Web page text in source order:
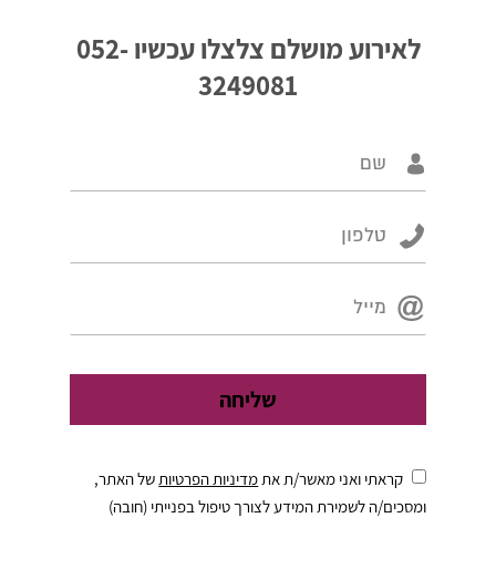
לאירוע מושלם צלצלו עכשיו052-
3249081
קראתי ואני מאשר/ת אתמדיניות הפרטיותשל האתר,
ומסכים/ה לשמירת המידע לצורך טיפול בפנייתי (חובה)